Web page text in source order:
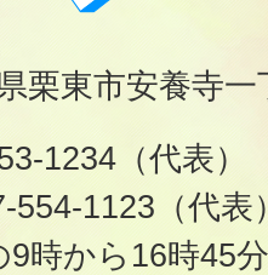
栗東市安養寺
1234（代表）
554-1123（代表
9時から16時45分